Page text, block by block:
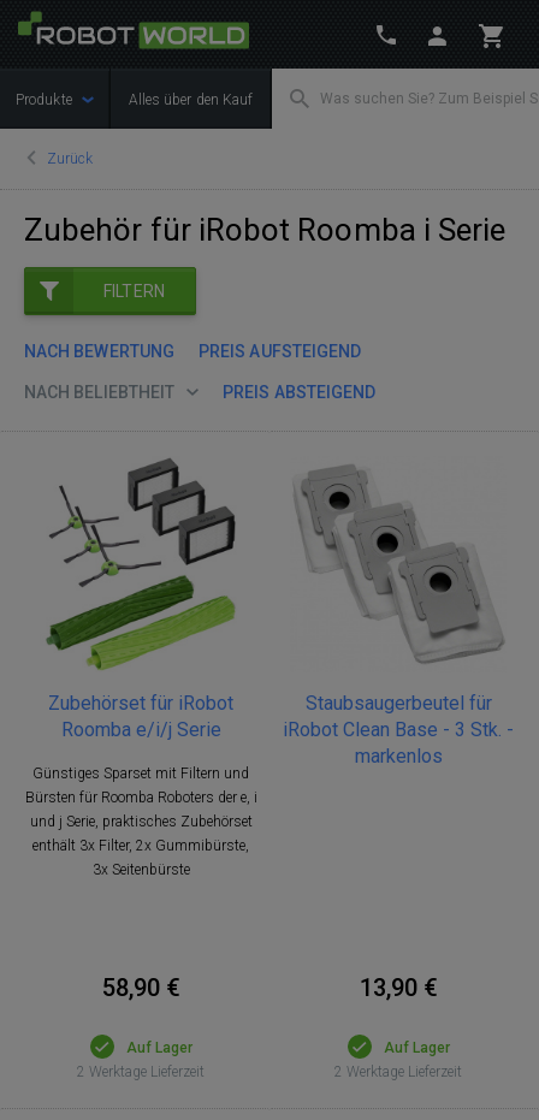
Produkte Alles über den Kauf
Zurück
Zubehör für iRobot Roomba i Serie
FILTERN
NACH BEWERTUNG PREIS AUFSTEIGEND
NACH BELIEBTHEIT PREIS ABSTEIGEND
Zubehörset für iRobot
Roomba e/i/j Serie
Günstiges Sparset mit Filtern und
Bürsten für Roomba Roboters der e, i
und j Serie, praktisches Zubehörset
enthält 3x Filter, 2x Gummibürste,
3x Seitenbürste
58,90 €
Auf Lager
2 Werktage Lieferzeit
Staubsaugerbeutel für
iRobot Clean Base - 3 Stk. -
markenlos
13,90 €
Auf Lager
2 Werktage Lieferzeit